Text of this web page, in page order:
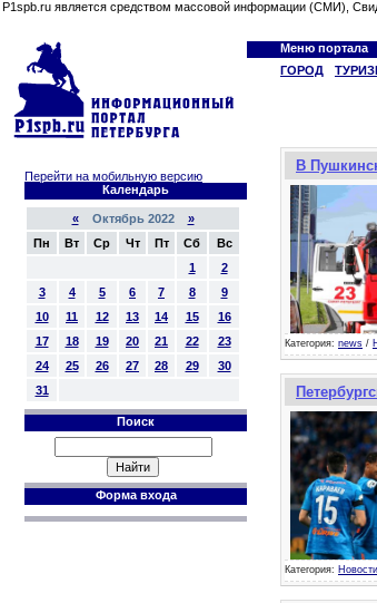
P1spb.ru является средством массовой информации (СМИ),
Меню портала
ГОРОД
Перейти на мобильную версию
Календарь
«Октябрь 2022 »
Пн
Вт Ср Чт Пт Сб
Вс
1
2
3
4 5 6 7 8
9
10
11 12 13 14 15
16
17
18 19 20 21 22
23
24
25 26 27 28 29
30
31
Поиск
Форма входа
В
Категория: news /
Категория: Новости